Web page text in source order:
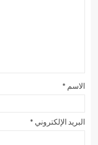
الاسم *
البريد الإلكتروني *